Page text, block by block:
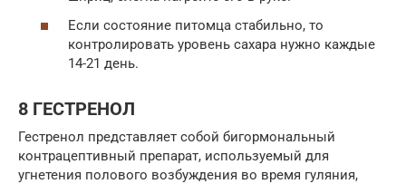
Если состояние питомца стабильно, то
контролировать уровень сахара нужно каждые
14-21 день.
8 ГЕСТРЕНОЛ
Гестренол представляет собой бигормональный
контрацептивный препарат, используемый для
угнетения полового возбуждения во время гуляния,